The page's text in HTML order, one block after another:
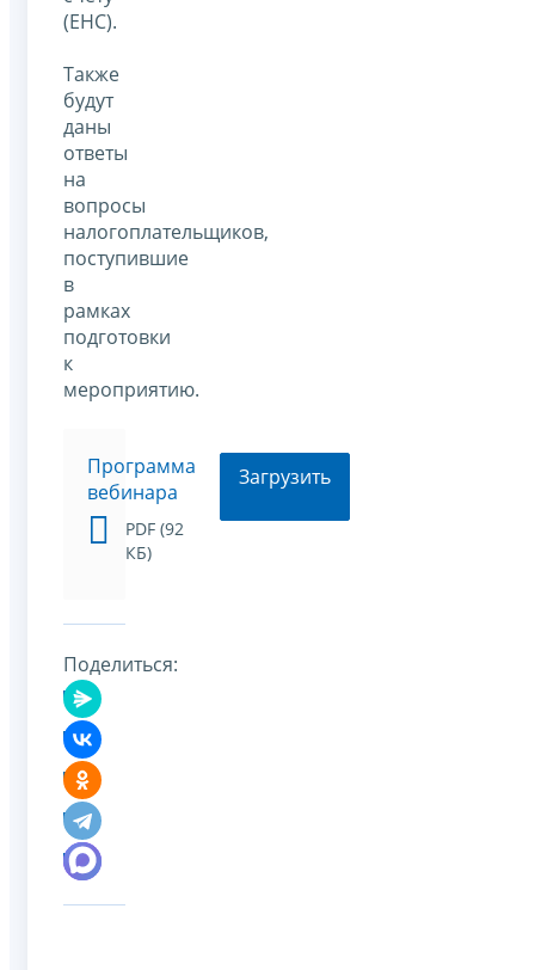
(ЕНС).
Также
будут
даны
ответы
на
вопросы
налогоплательщиков,
поступившие
в
рамках
подготовки
к
мероприятию.
Программа
вебинара
PDF (92
КБ)
Загрузить
Поделиться: